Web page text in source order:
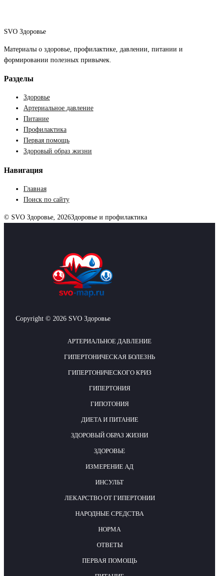
SVO Здоровье
Материалы о здоровье, профилактике, давлении, питании и
формировании полезных привычек.
Разделы
Здоровье
Артериальное давление
Питание
Профилактика
Первая помощь
Здоровый образ жизни
Навигация
Главная
Поиск по сайту
© SVO Здоровье, 2026Здоровье и профилактика
Copyright © 2026 SVO Здоровье
АРТЕРИАЛЬНОЕ ДАВЛЕНИЕ
ГИПЕРТОНИЧЕСКАЯ БОЛЕЗНЬ
ГИПЕРТОНИЧЕСКОГО КРИЗ
ГИПЕРТОНИЯ
ГИПОТОНИЯ
ДИЕТА И ПИТАНИЕ
ЗДОРОВЫЙ ОБРАЗ ЖИЗНИ
ЗДОРОВЬЕ
ИЗМЕРЕНИЕ АД
ИНСУЛЬТ
ЛЕКАРСТВО ОТ ГИПЕРТОНИИ
НАРОДНЫЕ СРЕДСТВА
НОРМА
ОТВЕТЫ
ПЕРВАЯ ПОМОЩЬ